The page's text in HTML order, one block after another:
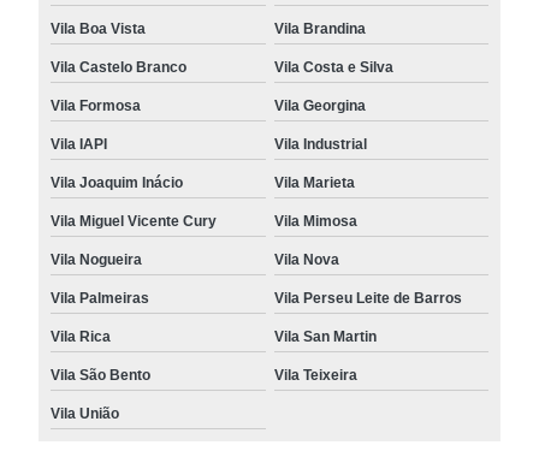
Vila Boa Vista Vila Brandina
Vila Castelo Branco Vila Costa e Silva
Vila Formosa Vila Georgina
Vila IAPI Vila Industrial
Vila Joaquim Inácio Vila Marieta
Vila Miguel Vicente Cury Vila Mimosa
Vila Nogueira Vila Nova
Vila Palmeiras Vila Perseu Leite de Barros
Vila Rica Vila San Martin
Vila São Bento Vila Teixeira
Vila União